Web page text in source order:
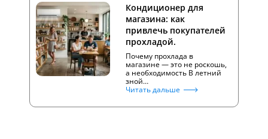
Кондиционер для
магазина: как
привлечь покупателей
прохладой.
Почему прохлада в
магазине — это не роскошь,
а необходимость В летний
зной…
Читать дальше